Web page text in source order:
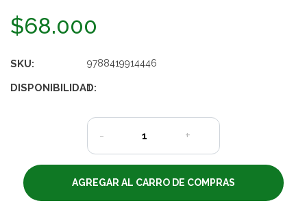
$68.000
SKU: 9788419914446
DISPONIBILIDAD:
1
- +